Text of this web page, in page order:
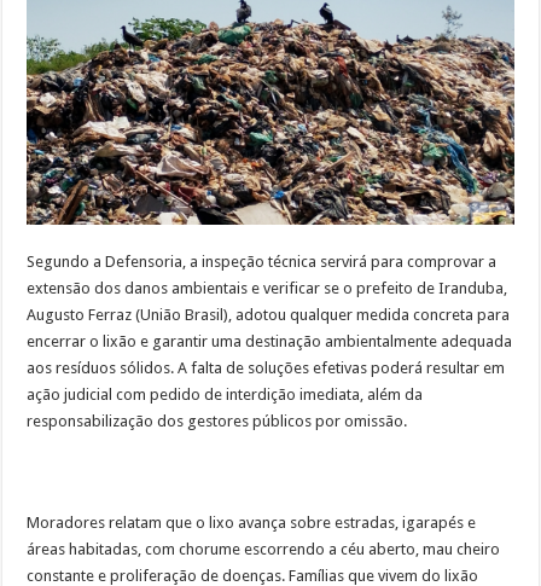
Segundo a Defensoria, a inspeção técnica servirá para comprovar a
extensão dos danos ambientais e verificar se o prefeito de Iranduba,
Augusto Ferraz (União Brasil), adotou qualquer medida concreta para
encerrar o lixão e garantir uma destinação ambientalmente adequada
aos resíduos sólidos. A falta de soluções efetivas poderá resultar em
ação judicial com pedido de interdição imediata, além da
responsabilização dos gestores públicos por omissão.
Moradores relatam que o lixo avança sobre estradas, igarapés e
áreas habitadas, com chorume escorrendo a céu aberto, mau cheiro
constante e proliferação de doenças. Famílias que vivem do lixão